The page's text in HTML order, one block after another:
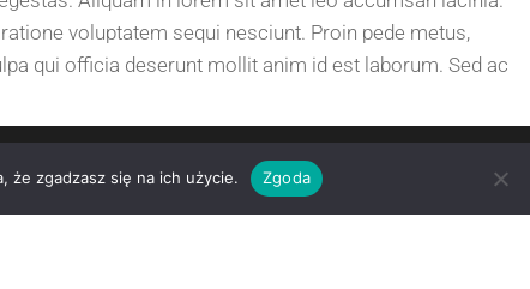
voluptatem sequi nesciunt. Proin pede metus,
qui officia deserunt mollit anim id est laborum. Sed ac
że zgadzasz się na ich użycie. Zgoda